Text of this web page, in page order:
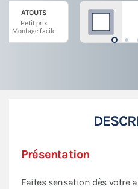
ATOUTS
Petit prix
Montage facile
Présentation
Faites sensation dès votre